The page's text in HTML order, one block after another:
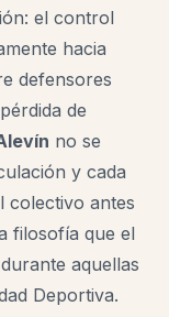
el control
hacia
defensores
de
no se
y cada
colectivo antes
filosofía que el
aquellas
Deportiva.